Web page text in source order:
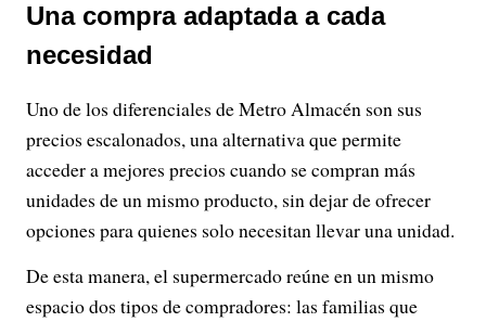
Una compra adaptada a cada
necesidad
Uno de los diferenciales de Metro Almacén son sus
precios escalonados, una alternativa que permite
acceder a mejores precios cuando se compran más
unidades de un mismo producto, sin dejar de ofrecer
opciones para quienes solo necesitan llevar una unidad.
De esta manera, el supermercado reúne en un mismo
espacio dos tipos de compradores: las familias que